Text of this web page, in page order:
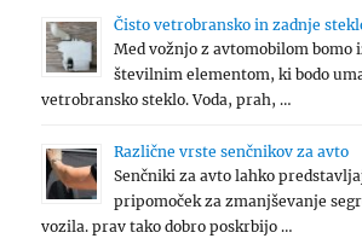
Čisto vetrobransko in zadnje
Med vožnjo z avtomobilom bomo
številnim elementom, ki bodo
vetrobransko steklo. Voda, prah, …
Različne vrste senčnikov za avto
Senčniki za avto lahko
pripomoček za zmanjševanje
vozila. prav tako dobro poskrbijo …